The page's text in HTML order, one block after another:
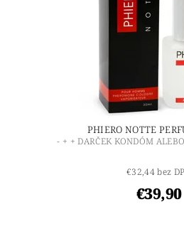
PHIERO NOTTE
- + + DARČEK KONDÓM
€32,44 bez
€39,90